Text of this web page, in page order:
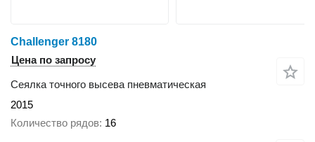
Challenger 8180
Цена по запросу
Сеялка точного высева пневматическая
2015
Количество рядов 16